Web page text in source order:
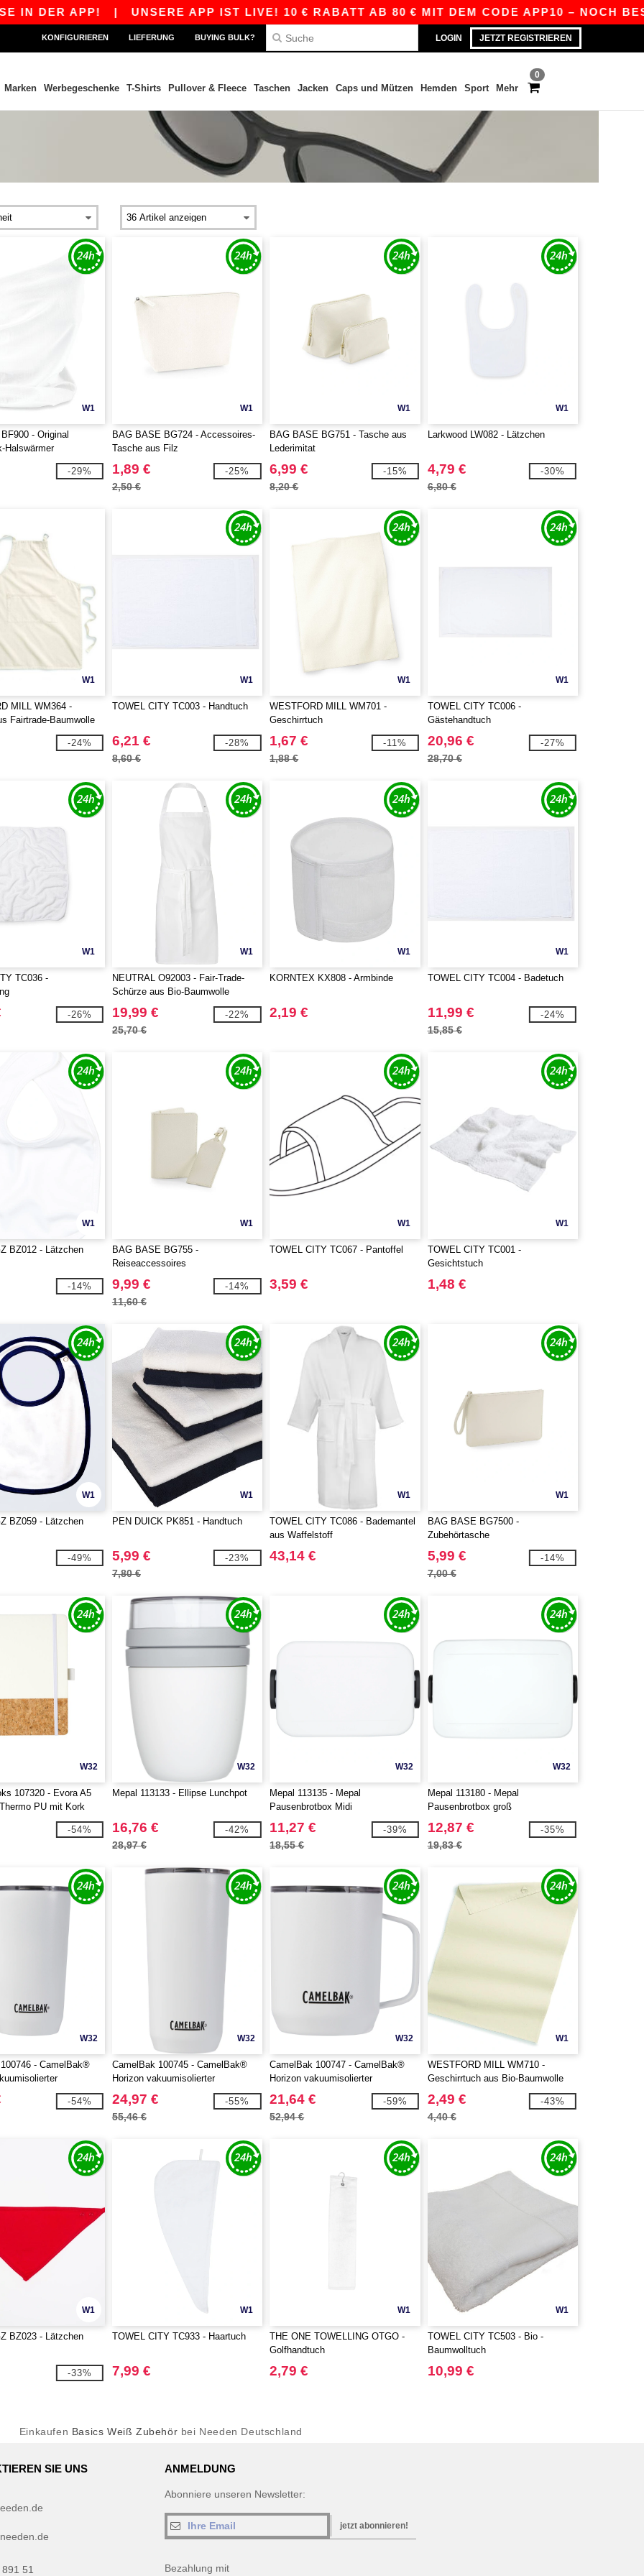
APP!|UNSERE APP IST LIVE! 10 € RABATT AB 80 € MIT DEM CODE APP10 – NOCH BESSERE
LOGIN JETZT REGISTRIEREN
KONFIGURIEREN LIEFERUNG BUYING BULK?
0
Marken Werbegeschenke T-Shirts Pullover & Fleece Taschen Jacken Caps und Mützen Hemden Sport Mehr
W1
- Original
Halswärmer
-29%
W1
BAG BASE BG724 - Accessoires-
Tasche aus Filz
1,89 €
2,50 €
-25%
W1
BAG BASE BG751 - Tasche aus
Lederimitat
6,99 €
8,20 €
-15%
W1
Larkwood LW082 - Lätzchen
4,79 €
6,80 €
-30%
W1
MILL WM364 -
Fairtrade-Baumwolle
-24%
W1
TOWEL CITY TC003 - Handtuch
6,21 €
8,60 €
-28%
W1
WESTFORD MILL WM701 -
Geschirrtuch
1,67 €
1,88 €
-11%
W1
TOWEL CITY TC006 -
Gästehandtuch
20,96 €
28,70 €
-27%
W1
TC036 -
-26%
W1
NEUTRAL O92003 - Fair-Trade-
Schürze aus Bio-Baumwolle
19,99 €
25,70 €
-22%
W1
KORNTEX KX808 - Armbinde
2,19 €
W1
TOWEL CITY TC004 - Badetuch
11,99 €
15,85 €
-24%
W1
BZ012 - Lätzchen
-14%
W1
BAG BASE BG755 -
Reiseaccessoires
9,99 €
11,60 €
-14%
W1
TOWEL CITY TC067 - Pantoffel
3,59 €
W1
TOWEL CITY TC001 -
Gesichtstuch
1,48 €
W1
BZ059 - Lätzchen
-49%
W1
PEN DUICK PK851 - Handtuch
5,99 €
7,80 €
-23%
W1
TOWEL CITY TC086 - Bademantel
aus Waffelstoff
43,14 €
W1
BAG BASE BG7500 -
Zubehörtasche
5,99 €
7,00 €
-14%
W32
107320 - Evora A5
PU mit Kork
-54%
W32
Mepal 113133 - Ellipse Lunchpot
16,76 €
28,97 €
-42%
W32
Mepal 113135 - Mepal
Pausenbrotbox Midi
11,27 €
18,55 €
-39%
W32
Mepal 113180 - Mepal
Pausenbrotbox groß
12,87 €
19,83 €
-35%
W32
- CamelBak®
500 ml
-54%
W32
CamelBak 100745 - CamelBak®
Horizon vakuumisolierter
Trinkbecher, 600 ml
24,97 €
55,46 €
-55%
W32
CamelBak 100747 - CamelBak®
Horizon vakuumisolierter
Campingbecher, 350 ml
21,64 €
52,94 €
-59%
W1
WESTFORD MILL WM710 -
Geschirrtuch aus Bio-Baumwolle
2,49 €
4,40 €
-43%
W1
BZ023 - Lätzchen
-33%
W1
TOWEL CITY TC933 - Haartuch
7,99 €
W1
THE ONE TOWELLING OTGO -
Golfhandtuch
2,79 €
W1
TOWEL CITY TC503 - Bio -
Baumwolltuch
10,99 €
Einkaufen Basics Weiß Zubehör bei Needen Deutschland
SIE UNS
51
ANMELDUNG
Abonniere unseren Newsletter:
jetzt abonnieren!
Bezahlung mit